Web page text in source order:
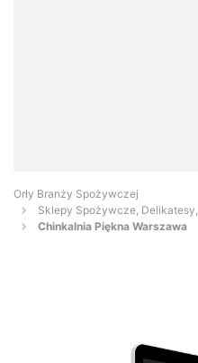
Orły Branży Spożywczej
Sklepy Spożywcze,
Chinkalnia Piękna Warszawa